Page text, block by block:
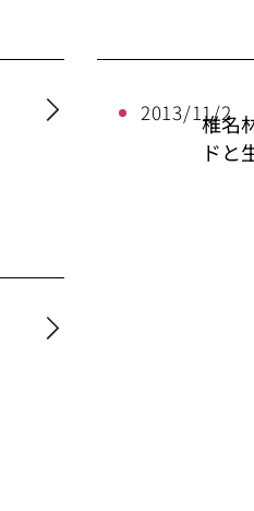
2013/11/2
椎名
ドと